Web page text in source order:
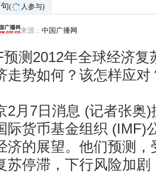
( 人参与)
来源： 中国广播网
2012年全球经济复
走势如何？该怎样应对
7日消息 (记者张奥)
际货币基金组织 (IMF)
济的展望。他们预测，
苏停滞，下行风险加剧